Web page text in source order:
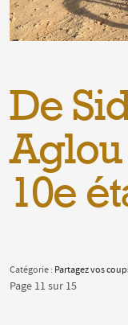
De
Aglou
10e
Catégorie : Partagez vos
Page 11 sur 15